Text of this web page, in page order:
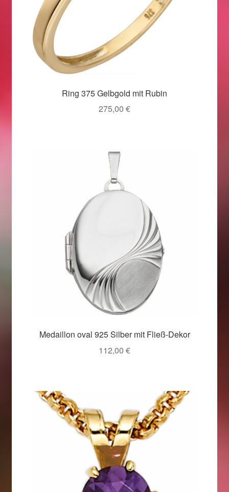
Ring 375 Gelbgold mit Rubin
275,00 €
Medaillon oval 925 Silber mit Fließ-Dekor
112,00 €